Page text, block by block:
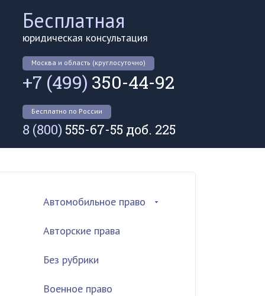
Бесплатная
юридическая консультация
Москва и область (круглосуточно)
+7 (499) 350-44-92
Бесплатно по России
8 (800) 555-67-55 доб. 225
Автомобильное право
Авторские права
Без рубрики
Военное право